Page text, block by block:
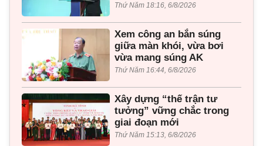
Thứ Năm 18:16, 6/8/2026
Xem công an bắn súng
giữa màn khói, vừa bơi
vừa mang súng AK
Thứ Năm 16:44, 6/8/2026
Xây dựng “thế trận tư
tưởng” vững chắc trong
giai đoạn mới
Thứ Năm 15:13, 6/8/2026